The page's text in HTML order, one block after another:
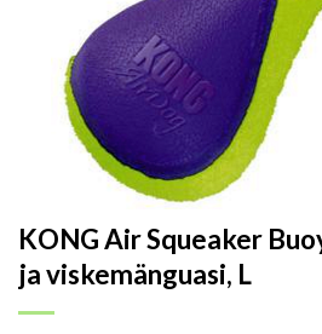
KONG Air Squeaker
ja viskemänguasi, L